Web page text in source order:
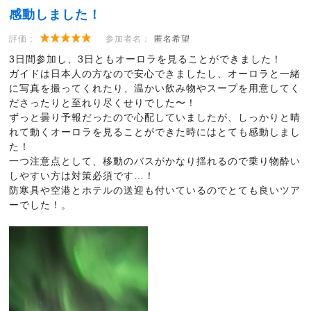
感動しました！
評価： 参加者名： 匿名希望
3日間参加し、3日ともオーロラを見ることができました！
ガイドは日本人の方なので安心できましたし、オーロラと一緒
に写真を撮ってくれたり、温かい飲み物やスープを用意してく
ださったりと至れり尽くせりでした〜！
ずっと曇り予報だったので心配していましたが、しっかりと晴
れて動くオーロラを見ることができた時にはとても感動しまし
た！
一つ注意点として、移動のバスがかなり揺れるので乗り物酔い
しやすい方は対策必須です…！
防寒具や空港とホテルの送迎も付いているのでとても良いツア
ーでした！。